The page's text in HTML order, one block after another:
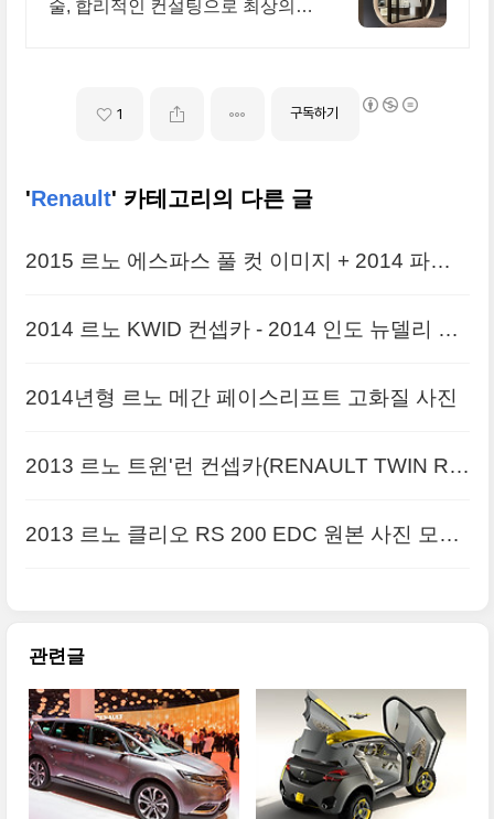
술, 합리적인 컨설팅으로 최상의
1 구독하기
'Renault' 카테고리의 다른 글
2015 르노 에스파스 풀 컷 이미지 + 2014 파리
2014 르노 KWID 컨셉카 - 2014 인도 뉴델리 모
2014년형 르노 메간 페이스리프트 고화질 사진
2013 르노 트윈'런 컨셉카(RENAULT TWIN RU
2013 르노 클리오 RS 200 EDC 원본 사진 모음
관련글